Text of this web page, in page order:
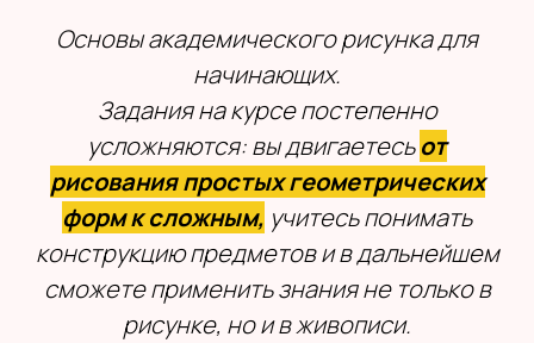
Основы академического рисунка для
начинающих.
Задания на курсе постепенно
усложняются: вы двигаетесьот
рисования простых геометрических
форм к сложным, учитесь понимать
конструкцию предметов и в дальнейшем
сможете применить знания не только в
рисунке, но и в живописи.